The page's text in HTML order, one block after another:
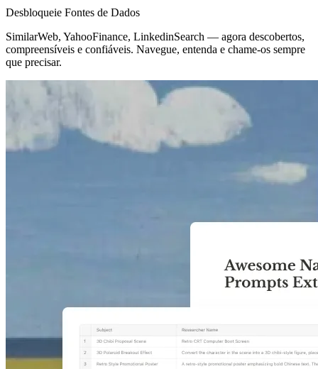
Desbloqueie Fontes de Dados
SimilarWeb, YahooFinance, LinkedinSearch — agora descobertos,
compreensíveis e confiáveis. Navegue, entenda e chame-os sempre
que precisar.